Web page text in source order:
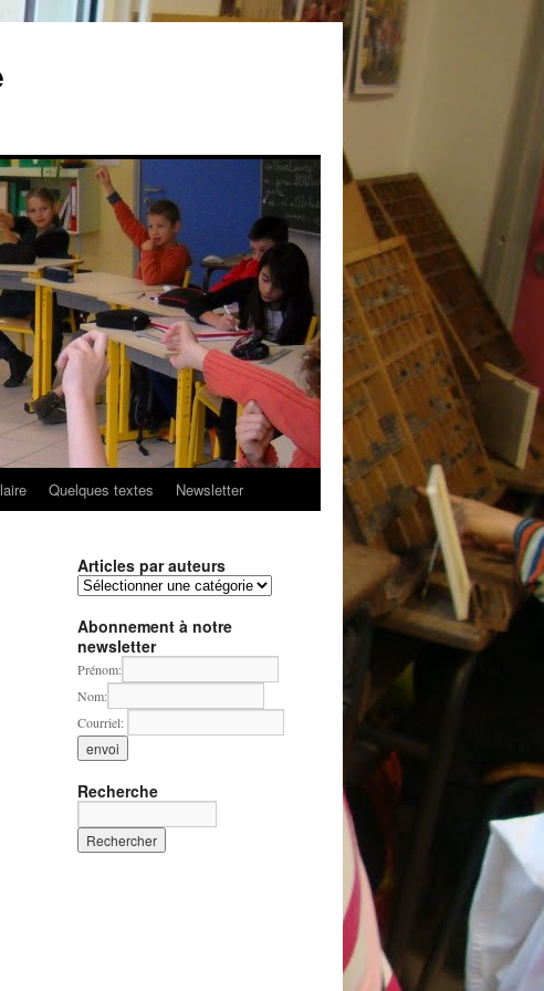
Quelques textes Newsletter
Articles par auteurs
Articles
auteurs
Abonnement à notre
newsletter
Prénom:
Nom:
Courriel:
Recherche